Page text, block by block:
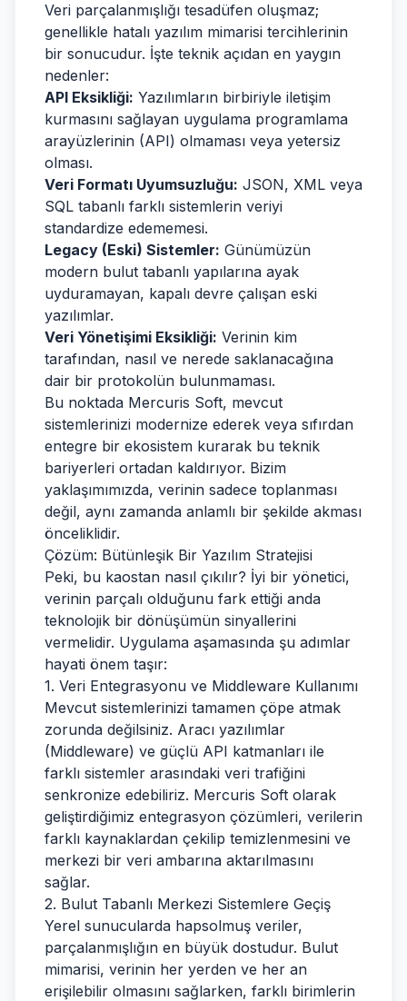
Veri parçalanmışlığı tesadüfen oluşmaz;
genellikle hatalı yazılım mimarisi tercihlerinin
bir sonucudur. İşte teknik açıdan en yaygın
nedenler:
API Eksikliği: Yazılımların birbiriyle iletişim
kurmasını sağlayan uygulama programlama
arayüzlerinin (API) olmaması veya yetersiz
olması.
Veri Formatı Uyumsuzluğu: JSON, XML veya
SQL tabanlı farklı sistemlerin veriyi
standardize edememesi.
Legacy (Eski) Sistemler: Günümüzün
modern bulut tabanlı yapılarına ayak
uyduramayan, kapalı devre çalışan eski
yazılımlar.
Veri Yönetişimi Eksikliği: Verinin kim
tarafından, nasıl ve nerede saklanacağına
dair bir protokolün bulunmaması.
Bu noktada Mercuris Soft, mevcut
sistemlerinizi modernize ederek veya sıfırdan
entegre bir ekosistem kurarak bu teknik
bariyerleri ortadan kaldırıyor. Bizim
yaklaşımımızda, verinin sadece toplanması
değil, aynı zamanda anlamlı bir şekilde akması
önceliklidir.
Çözüm: Bütünleşik Bir Yazılım Stratejisi
Peki, bu kaostan nasıl çıkılır? İyi bir yönetici,
verinin parçalı olduğunu fark ettiği anda
teknolojik bir dönüşümün sinyallerini
vermelidir. Uygulama aşamasında şu adımlar
hayati önem taşır:
1. Veri Entegrasyonu ve Middleware Kullanımı
Mevcut sistemlerinizi tamamen çöpe atmak
zorunda değilsiniz. Aracı yazılımlar
(Middleware) ve güçlü API katmanları ile
farklı sistemler arasındaki veri trafiğini
senkronize edebiliriz. Mercuris Soft olarak
geliştirdiğimiz entegrasyon çözümleri, verilerin
farklı kaynaklardan çekilip temizlenmesini ve
merkezi bir veri ambarına aktarılmasını
sağlar.
2. Bulut Tabanlı Merkezi Sistemlere Geçiş
Yerel sunucularda hapsolmuş veriler,
parçalanmışlığın en büyük dostudur. Bulut
mimarisi, verinin her yerden ve her an
erişilebilir olmasını sağlarken, farklı birimlerin